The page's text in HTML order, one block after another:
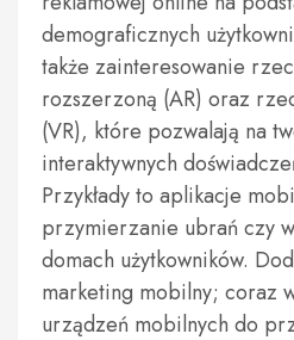
demograficznych
także zainteresowanie
rozszerzoną (AR) oraz
(VR), które pozwalają na
interaktywnych
Przykłady to aplikacje
przymierzanie ubrań czy
domach użytkowników.
marketing mobilny; coraz
urządzeń mobilnych do